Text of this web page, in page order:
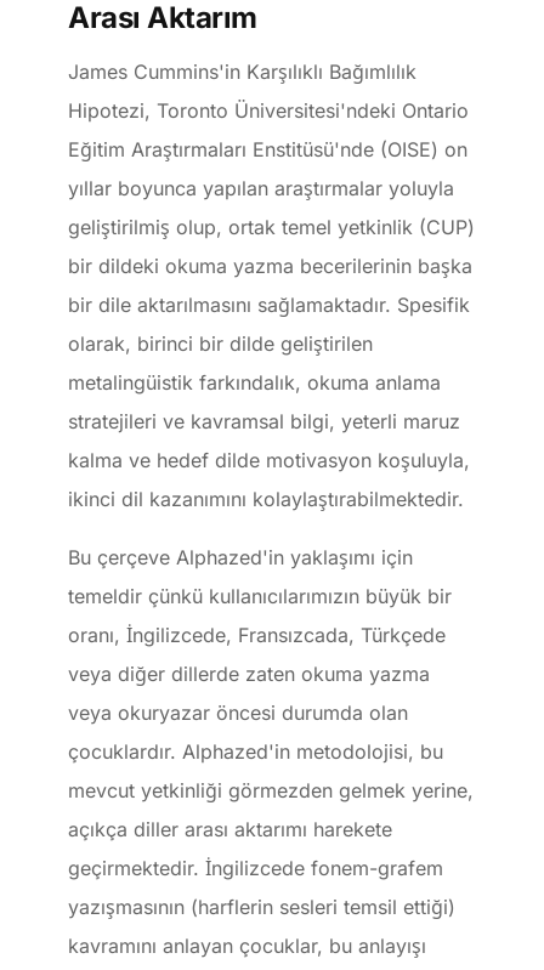
Arası Aktarım
James Cummins'in Karşılıklı Bağımlılık
Hipotezi, Toronto Üniversitesi'ndeki Ontario
Eğitim Araştırmaları Enstitüsü'nde (OISE) on
yıllar boyunca yapılan araştırmalar yoluyla
geliştirilmiş olup, ortak temel yetkinlik (CUP)
bir dildeki okuma yazma becerilerinin başka
bir dile aktarılmasını sağlamaktadır. Spesifik
olarak, birinci bir dilde geliştirilen
metalingüistik farkındalık, okuma anlama
stratejileri ve kavramsal bilgi, yeterli maruz
kalma ve hedef dilde motivasyon koşuluyla,
ikinci dil kazanımını kolaylaştırabilmektedir.
Bu çerçeve Alphazed'in yaklaşımı için
temeldir çünkü kullanıcılarımızın büyük bir
oranı, İngilizcede, Fransızcada, Türkçede
veya diğer dillerde zaten okuma yazma
veya okuryazar öncesi durumda olan
çocuklardır. Alphazed'in metodolojisi, bu
mevcut yetkinliği görmezden gelmek yerine,
açıkça diller arası aktarımı harekete
geçirmektedir. İngilizcede fonem-grafem
yazışmasının (harflerin sesleri temsil ettiği)
kavramını anlayan çocuklar, bu anlayışı